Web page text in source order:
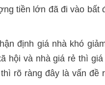
tiền lớn đã đi vào bất
định giá nhà khó
hội và nhà giá rẻ thì
rõ ràng đây là vấn đề